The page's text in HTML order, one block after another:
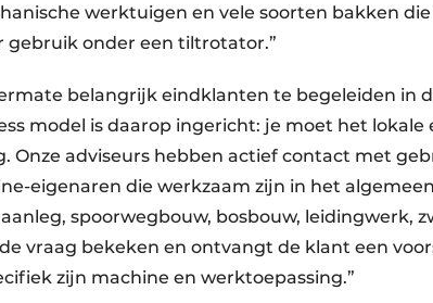
werktuigen en vele soorten bakken
gebruik onder een tiltrotator.”
belangrijk eindklanten te begeleiden in
model is daarop ingericht: je moet het
Onze adviseurs hebben actief contact met
eigenaren die werkzaam zijn in het
spoorwegbouw, bosbouw, leidingwerk,
vraag bekeken en ontvangt de klant een
zijn machine en werktoepassing.”